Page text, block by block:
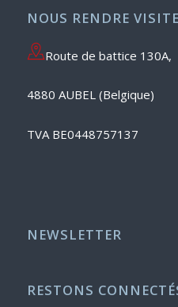
NOUS RENDRE VISITE
Route de battice 130A,
4880 AUBEL (Belgique)
TVA BE0448757137
NEWSLETTER
RESTONS